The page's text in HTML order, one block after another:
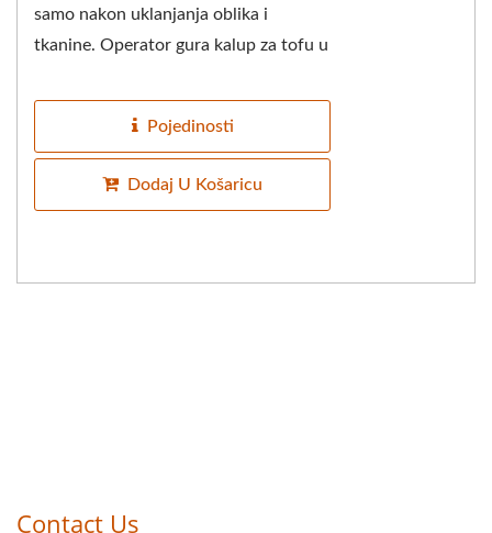
samo nakon uklanjanja oblika i
tkanine. Operator gura kalup za tofu u
kraja,...
Pojedinosti
Dodaj U Košaricu